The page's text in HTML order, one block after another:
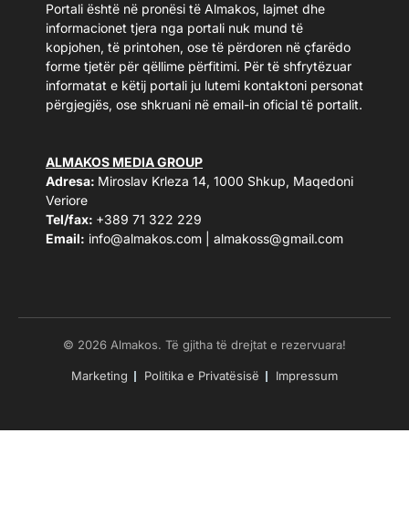
Portali është në pronësi të Almakos, lajmet dhe
informacionet tjera nga portali nuk mund të
kopjohen, të printohen, ose të përdoren në çfarëdo
forme tjetër për qëllime përfitimi. Për të shfrytëzuar
informatat e këtij portali ju lutemi kontaktoni personat
përgjegjës, ose shkruani në email-in oficial të portalit.
ALMAKOS MEDIA GROUP
Adresa: Miroslav Krleza 14, 1000 Shkup, Maqedoni
Veriore
Tel/fax: +389 71 322 229
Email: info@almakos.com almakoss@gmail.com
© 2026 Almakos. Të gjitha të drejtat e rezervuara!
Marketing Politika e Privatësisë Impressum